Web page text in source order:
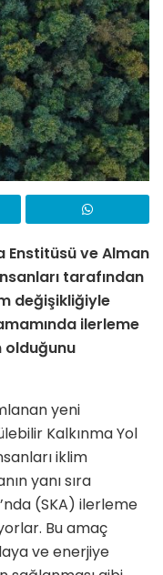
Enstitüsü ve Alman
tarafından
değişikliğiyle
ilerleme
olduğunu
yeni
Kalkınma Yol
iklim
yanı sıra
(SKA) ilerleme
Bu amaç
ve enerjiye